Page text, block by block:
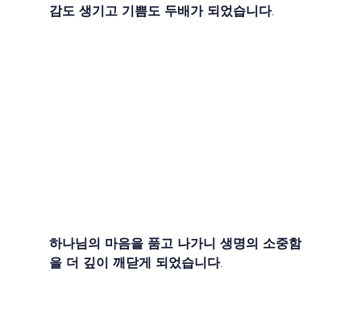
감도 생기고 기쁨도 두배가 되었습니다.
하나님의 마음을 품고 나가니 생명의 소중함
을 더 깊이 깨닫게 되었습니다.